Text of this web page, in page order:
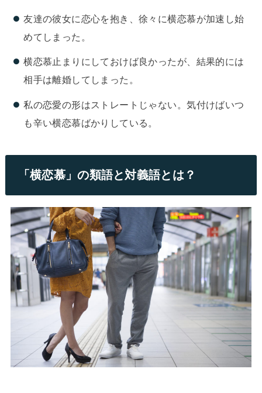
友達の彼女に恋心を抱き、徐々に横恋慕が加速し始
めてしまった。
横恋慕止まりにしておけば良かったが、結果的には
相手は離婚してしまった。
私の恋愛の形はストレートじゃない。気付けばいつ
も辛い横恋慕ばかりしている。
「横恋慕」の類語と対義語とは？